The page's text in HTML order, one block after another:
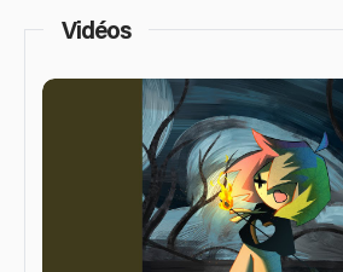
Vidéos